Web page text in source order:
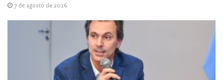
7 de agosto de 2026